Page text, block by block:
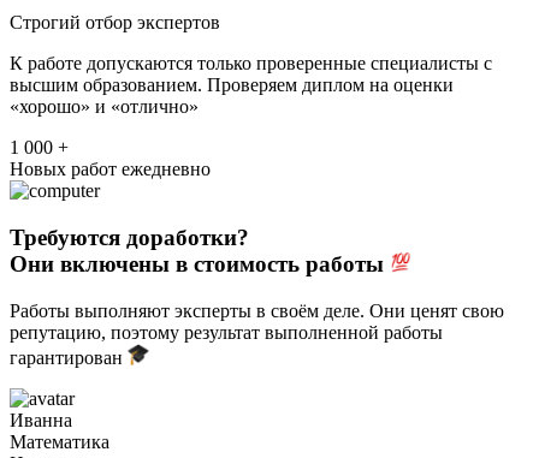
Строгий отбор экспертов
К работе допускаются только проверенные специалисты с
высшим образованием. Проверяем диплом на оценки
«хорошо» и «отлично»
1 000 +
Новых работ ежедневно
Требуются доработки?
Они включены в стоимость работы
Работы выполняют эксперты в своём деле. Они ценят свою
репутацию, поэтому результат выполненной работы
гарантирован
Иванна
Математика